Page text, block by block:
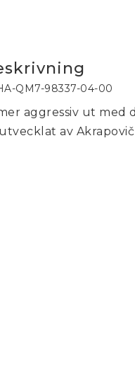
QM7-98337-04-00
aggressiv ut med
utvecklat av Akrapovič